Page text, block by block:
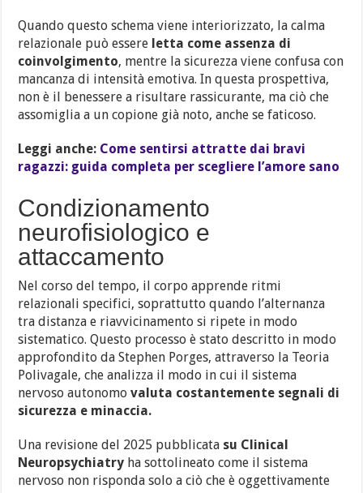
Quando questo schema viene interiorizzato, la calma
relazionale può essere letta come assenza di
coinvolgimento, mentre la sicurezza viene confusa con
mancanza di intensità emotiva. In questa prospettiva,
non è il benessere a risultare rassicurante, ma ciò che
assomiglia a un copione già noto, anche se faticoso.
Leggi anche: Come sentirsi attratte dai bravi
ragazzi: guida completa per scegliere l’amore sano
Condizionamento
neurofisiologico e
attaccamento
Nel corso del tempo, il corpo apprende ritmi
relazionali specifici, soprattutto quando l’alternanza
tra distanza e riavvicinamento si ripete in modo
sistematico. Questo processo è stato descritto in modo
approfondito da Stephen Porges, attraverso la Teoria
Polivagale, che analizza il modo in cui il sistema
nervoso autonomovaluta costantemente segnali di
sicurezza e minaccia.
Una revisione del 2025 pubblicata su Clinical
Neuropsychiatry ha sottolineato come il sistema
nervoso non risponda solo a ciò che è oggettivamente